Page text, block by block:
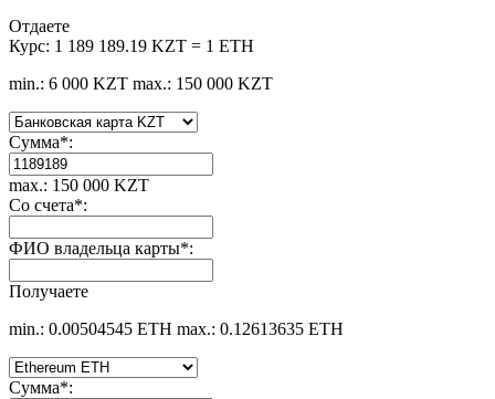
Отдаете
Курс: 1 189 189.19 KZT = 1 ETH
min.: 6 000 KZT max.: 150 000 KZT
Сумма*:
max.: 150 000 KZT
Со счета*:
ФИО владельца карты*:
Получаете
min.: 0.00504545 ETH max.: 0.12613635 ETH
Сумма*: